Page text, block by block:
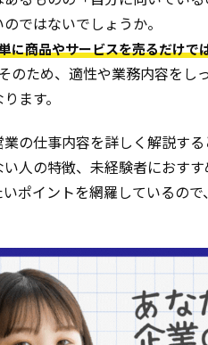
ではないでしょうか。
に商品やサービスを売るだけ
のため、適性や業務内容をし
ます。
の仕事内容を詳しく解説す
人の特徴、未経験者におす
ポイントを網羅しているので